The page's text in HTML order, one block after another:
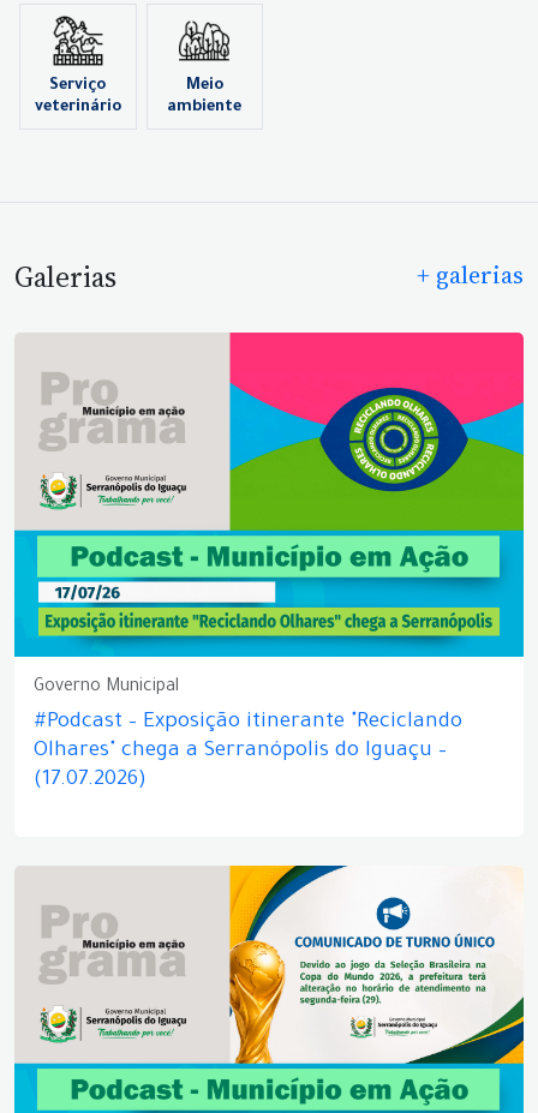
Serviço
veterinário
Meio
ambiente
Galerias + galerias
Governo Municipal
#Podcast – Exposição itinerante "Reciclando
Olhares" chega a Serranópolis do Iguaçu –
(17.07.2026)